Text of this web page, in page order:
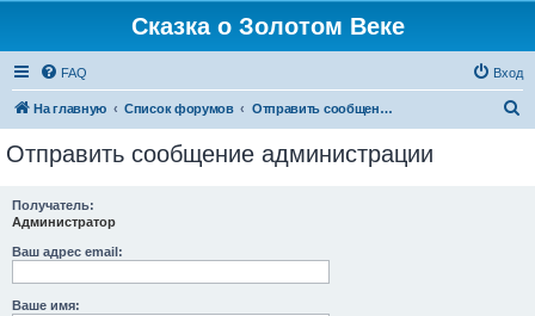
Сказка о Золотом Веке
FAQ Вход
На главную Список форумов Отправить сообщение администрации
Отправить сообщение администрации
Получатель:
Администратор
Ваш адрес email:
Ваше имя: